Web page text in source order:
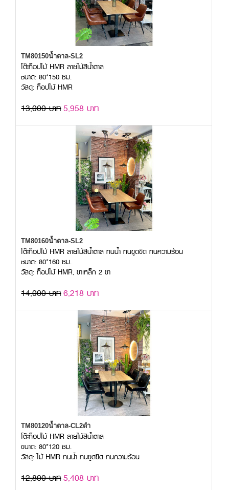
TM80150น้ำตาล-SL2
โต๊ะท็อปไม้ HMR ลายไม้สีน้ำตาล
ชนาด: 80*150 ซม.
วัสดุ: ท็อปไม้ HMR
13,000 บาท5,958 บาท
TM80160น้ำตาล-SL2
โต๊ะท็อปไม้ HMR ลายไม้สีน้ำตาล ทนน้ำ ทนขูดขีด ทนความร้อน
ชนาด: 80*160 ซม.
วัสดุ: ท็อปไม้ HMR, ขาเหล็ก 2 ขา
14,000 บาท6,218 บาท
TM80120น้ำตาล-CL2ดำ
โต๊ะท็อปไม้ HMR ลายไม้สีน้ำตาล
ขนาด: 80*120 ซม.
วัสดุ: ไม้ HMR ทนน้ำ ทนขูดขีด ทนความร้อน
12,800 บาท5,408 บาท